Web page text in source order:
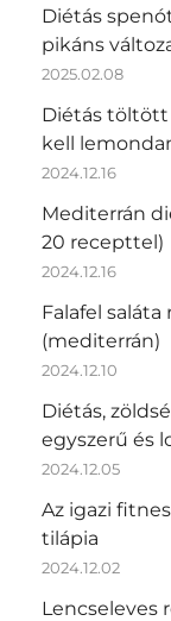
Diétás
pikáns
2025.02.08
Diétás
kell
2024.12.16
Mediterrán
20 recepttel)
2024.12.16
Falafel
(mediterrán)
2024.12.10
Diétás,
egyszerű és
2024.12.05
Az igazi
tilápia
2024.12.02
Lencseleves